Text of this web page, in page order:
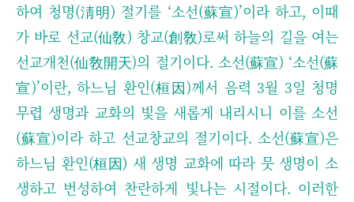
하여 청명(淸明) 절기를 ‘소선(蘇宣)’이라 하고, 이때
가 바로 선교(仙敎) 창교(創敎)로써 하늘의 길을 여는
선교개천(仙敎開天)의 절기이다. 소선(蘇宣) ‘소선(蘇
宣)’이란, 하느님 환인(桓因)께서 음력 3월 3일 청명
무렵 생명과 교화의 빛을 새롭게 내리시니 이를 소선
(蘇宣)이라 하고 선교창교의 절기이다. 소선(蘇宣)은
하느님 환인(桓因) 새 생명 교화에 따라 뭇 생명이 소
생하고 번성하여 찬란하게 빛나는 시절이다. 이러한